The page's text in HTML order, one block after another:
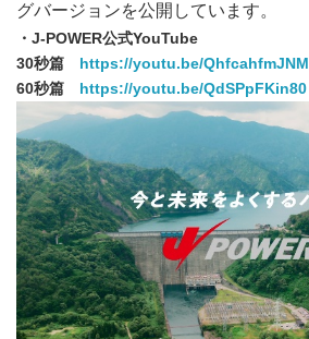
グバージョンを公開しています。
・ J-POWER公式YouTube
30秒篇 https://youtu.be/QhfcahfmJNM
60秒篇 https://youtu.be/QdSPpFKin80